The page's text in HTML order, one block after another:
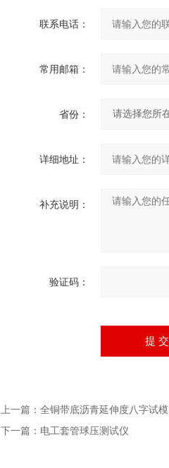
联系电话：
常用邮箱：
省份：
详细地址：
补充说明：
验证码：
上一篇： 全铜带底沥青延伸度八字试模
下一篇： 电工套管球压测试仪